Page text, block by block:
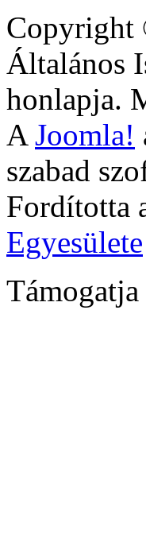
Copyright
Általános
honlapja.
A Joomla!
szabad
Fordította
Egyesülete
Támogatja